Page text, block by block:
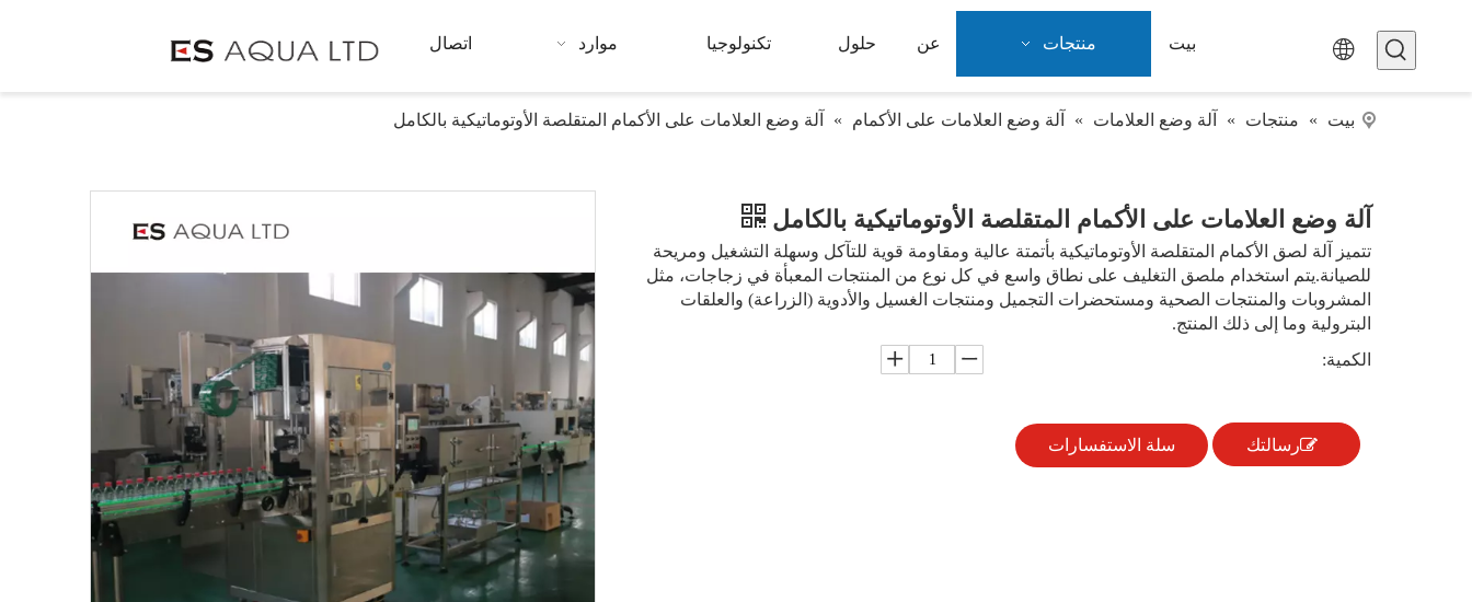
بيت منتجات عن حلول تكنولوجيا موارد اتصال
بيت » منتجات » آلة وضع العلامات » آلة وضع العلامات على الأكمام » آلة وضع العلامات على الأكمام المتقلصة الأوتوماتيكية بالكامل
آلة وضع العلامات على الأكمام المتقلصة الأوتوماتيكية بالكامل
تتميز آلة لصق الأكمام المتقلصة الأوتوماتيكية بأتمتة عالية ومقاومة قوية للتآكل وسهلة التشغيل ومريحة
للصيانة.يتم استخدام ملصق التغليف على نطاق واسع في كل نوع من المنتجات المعبأة في زجاجات، مثل
المشروبات والمنتجات الصحية ومستحضرات التجميل ومنتجات الغسيل والأدوية (الزراعة) والعلقات
البترولية وما إلى ذلك المنتج.
الكمية:
رسالتك سلة الاستفسارات